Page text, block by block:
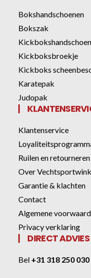
Bokshandschoenen
Bokszak
Kickboksbroekje
Kickboks
Karatepak
Judopak
Klantenservice
Ruilen en retourneren
Over
Garantie & klachten
Contact
Algemene
Privacy verklaring
DIRECT ADVIES
Bel +31 318 250 030